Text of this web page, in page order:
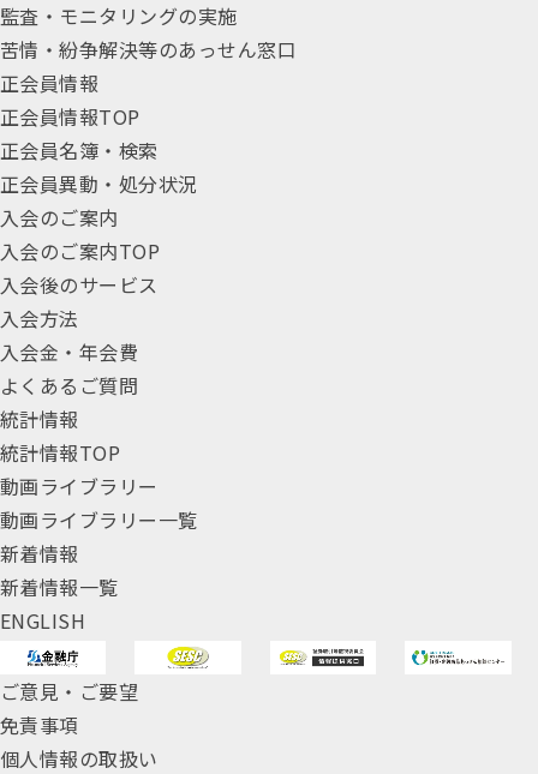
監査・モニタリングの実施
苦情・紛争解決等のあっせん窓口
正会員情報
正会員情報TOP
正会員名簿・検索
正会員異動・処分状況
入会のご案内
入会のご案内TOP
入会後のサービス
入会方法
入会金・年会費
よくあるご質問
統計情報
統計情報TOP
動画ライブラリー
動画ライブラリー一覧
新着情報
新着情報一覧
ENGLISH
ご意見・ご要望
免責事項
個人情報の取扱い